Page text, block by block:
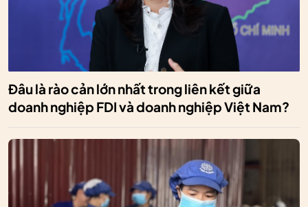
Đâu là rào cản lớn nhất trong liên kết giữa
doanh nghiệp FDI và doanh nghiệp Việt Nam?